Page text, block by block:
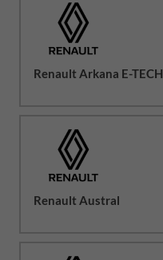
Renault Arkana E-TECH
Renault Austral